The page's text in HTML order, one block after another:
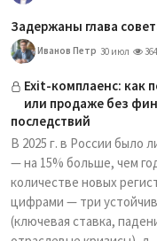
Задержаны глава
Иванов Петр 30 июл 364
Exit-комплаенс: как
или продаже без
последствий
В 2025 г. в России было
— на 15% больше, чем
количестве новых
цифрами — три
(ключевая ставка,